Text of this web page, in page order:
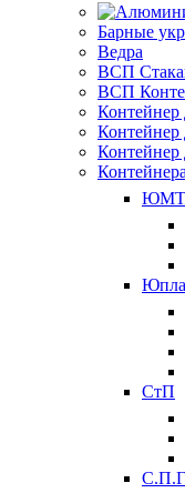
Барные
Ведра
ВСП
ВСП
Контейнер
Контейнер
Контейнер
Контейнера
ЮМТ
СтП